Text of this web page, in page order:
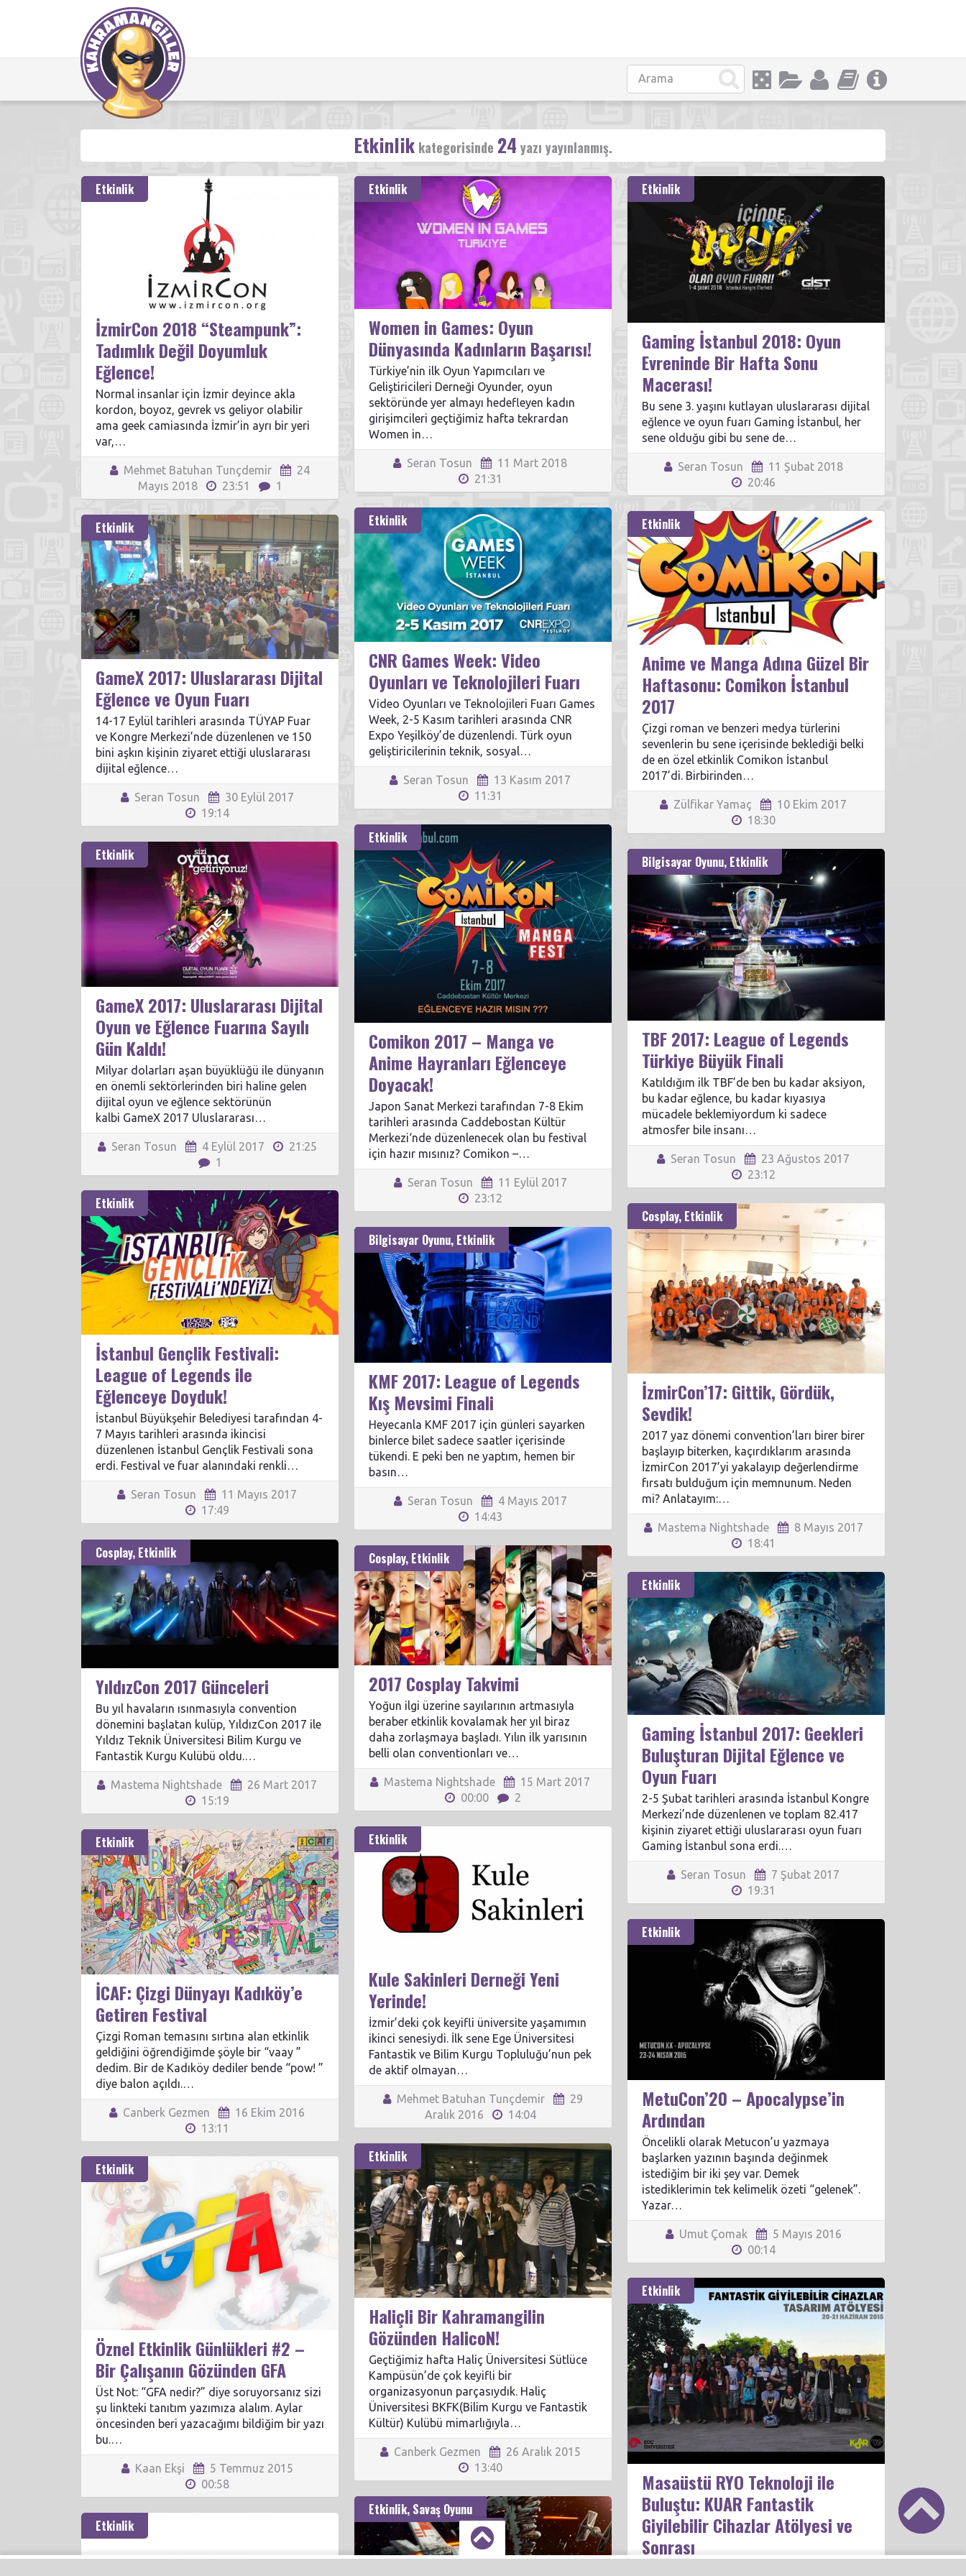
Etkinlik kategorisinde 24 yazı yayınlanmış.
Etkinlik
İzmirCon 2018 “Steampunk”:
Tadımlık Değil Doyumluk
Eğlence!
Normal insanlar için İzmir deyince akla
kordon, boyoz, gevrek vs geliyor olabilir
ama geek camiasında İzmir’in ayrı bir yeri
var,…
Mehmet Batuhan Tunçdemir
24
Mayıs 2018
23:51 1
Etkinlik
Women in Games: Oyun
Dünyasında Kadınların Başarısı!
Türkiye’nin ilk Oyun Yapımcıları ve
Geliştiricileri Derneği Oyunder, oyun
sektöründe yer almayı hedefleyen kadın
girişimcileri geçtiğimiz hafta tekrardan
Women in…
Seran Tosun
11 Mart 2018
21:31
Etkinlik
Gaming İstanbul 2018: Oyun
Evreninde Bir Hafta Sonu
Macerası!
Bu sene 3. yaşını kutlayan uluslararası dijital
eğlence ve oyun fuarı Gaming İstanbul, her
sene olduğu gibi bu sene de…
Seran Tosun
11 Şubat 2018
20:46
Etkinlik
CNR Games Week: Video
Oyunları ve Teknolojileri Fuarı
Video Oyunları ve Teknolojileri Fuarı Games
Week, 2-5 Kasım tarihleri arasında CNR
Expo Yeşilköy’de düzenlendi. Türk oyun
geliştiricilerinin teknik, sosyal…
Seran Tosun
13 Kasım 2017
11:31
Etkinlik
Anime ve Manga Adına Güzel Bir
Haftasonu: Comikon İstanbul
2017
Çizgi roman ve benzeri medya türlerini
sevenlerin bu sene içerisinde beklediği belki
de en özel etkinlik Comikon İstanbul
2017’di. Birbirinden…
Zülfikar Yamaç
10 Ekim 2017
18:30
Etkinlik
GameX 2017: Uluslararası Dijital
Eğlence ve Oyun Fuarı
14-17 Eylül tarihleri arasında TÜYAP Fuar
ve Kongre Merkezi’nde düzenlenen ve 150
bini aşkın kişinin ziyaret ettiği uluslararası
dijital eğlence…
Seran Tosun
30 Eylül 2017
19:14
Etkinlik
Comikon 2017 – Manga ve
Anime Hayranları Eğlenceye
Doyacak!
Japon Sanat Merkezi tarafından 7-8 Ekim
tarihleri arasında Caddebostan Kültür
Merkezi‘nde düzenlenecek olan bu festival
için hazır mısınız? Comikon –…
Seran Tosun
11 Eylül 2017
23:12
Etkinlik
GameX 2017: Uluslararası Dijital
Oyun ve Eğlence Fuarına Sayılı
Gün Kaldı!
Milyar dolarları aşan büyüklüğü ile dünyanın
en önemli sektörlerinden biri haline gelen
dijital oyun ve eğlence sektörünün
kalbi GameX 2017 Uluslararası…
Seran Tosun 4 Eylül 2017
21:25
1
Bilgisayar Oyunu, Etkinlik
TBF 2017: League of Legends
Türkiye Büyük Finali
Katıldığım ilk TBF’de ben bu kadar aksiyon,
bu kadar eğlence, bu kadar kıyasıya
mücadele beklemiyordum ki sadece
atmosfer bile insanı…
Seran Tosun
23 Ağustos 2017
23:12
Etkinlik
İstanbul Gençlik Festivali:
League of Legends ile
Eğlenceye Doyduk!
İstanbul Büyükşehir Belediyesi tarafından 4-
7 Mayıs tarihleri arasında ikincisi
düzenlenen İstanbul Gençlik Festivali sona
erdi. Festival ve fuar alanındaki renkli…
Seran Tosun
11 Mayıs 2017
17:49
Cosplay, Etkinlik
İzmirCon’17: Gittik, Gördük,
Sevdik!
2017 yaz dönemi convention’ları birer birer
başlayıp biterken, kaçırdıklarım arasında
İzmirCon 2017’yi yakalayıp değerlendirme
fırsatı bulduğum için memnunum. Neden
mi? Anlatayım:…
Mastema Nightshade
8 Mayıs 2017
18:41
Bilgisayar Oyunu, Etkinlik
KMF 2017: League of Legends
Kış Mevsimi Finali
Heyecanla KMF 2017 için günleri sayarken
binlerce bilet sadece saatler içerisinde
tükendi. E peki ben ne yaptım, hemen bir
basın…
Seran Tosun
4 Mayıs 2017
14:43
Cosplay, Etkinlik
YıldızCon 2017 Günceleri
Bu yıl havaların ısınmasıyla convention
dönemini başlatan kulüp, YıldızCon 2017 ile
Yıldız Teknik Üniversitesi Bilim Kurgu ve
Fantastik Kurgu Kulübü oldu.…
Mastema Nightshade
26 Mart 2017
15:19
Cosplay, Etkinlik
2017 Cosplay Takvimi
Yoğun ilgi üzerine sayılarının artmasıyla
beraber etkinlik kovalamak her yıl biraz
daha zorlaşmaya başladı. Yılın ilk yarısının
belli olan conventionları ve…
Mastema Nightshade
15 Mart 2017
00:00
2
Etkinlik
Gaming İstanbul 2017: Geekleri
Buluşturan Dijital Eğlence ve
Oyun Fuarı
2-5 Şubat tarihleri arasında İstanbul Kongre
Merkezi’nde düzenlenen ve toplam 82.417
kişinin ziyaret ettiği uluslararası oyun fuarı
Gaming İstanbul sona erdi.…
Seran Tosun
7 Şubat 2017
19:31
Etkinlik
Kule Sakinleri Derneği Yeni
Yerinde!
İzmir’deki çok keyifli üniversite yaşamımın
ikinci senesiydi. İlk sene Ege Üniversitesi
Fantastik ve Bilim Kurgu Topluluğu’nun pek
de aktif olmayan…
Mehmet Batuhan Tunçdemir
29
Aralık 2016
14:04
Etkinlik
İCAF: Çizgi Dünyayı Kadıköy’e
Getiren Festival
Çizgi Roman temasını sırtına alan etkinlik
geldiğini öğrendiğimde şöyle bir “vaay ”
dedim. Bir de Kadıköy dediler bende “pow! ”
diye balon açıldı.…
Canberk Gezmen
16 Ekim 2016
13:11
Etkinlik
MetuCon’20 – Apocalypse’in
Ardından
Öncelikli olarak Metucon’u yazmaya
başlarken yazının başında değinmek
istediğim bir iki şey var. Demek
istediklerimin tek kelimelik özeti “gelenek”.
Yazar…
Umut Çomak
5 Mayıs 2016
00:14
Etkinlik
Haliçli Bir Kahramangilin
Gözünden HalicoN!
Geçtiğimiz hafta Haliç Üniversitesi Sütlüce
Kampüsün’de çok keyifli bir
organizasyonun parçasıydık. Haliç
Üniversitesi BKFK(Bilim Kurgu ve Fantastik
Kültür) Kulübü mimarlığıyla…
Canberk Gezmen
26 Aralık 2015
13:40
Etkinlik
Öznel Etkinlik Günlükleri #2 –
Bir Çalışanın Gözünden GFA
Üst Not: “GFA nedir?” diye soruyorsanız sizi
şu linkteki tanıtım yazımıza alalım. Aylar
öncesinden beri yazacağımı bildiğim bir yazı
bu.…
Kaan Ekşi
5 Temmuz 2015
00:58
Etkinlik
Masaüstü RYO Teknoloji ile
Buluştu: KUAR Fantastik
Giyilebilir Cihazlar Atölyesi ve
Sonrası
Etkinlik, Savaş Oyunu
Etkinlik